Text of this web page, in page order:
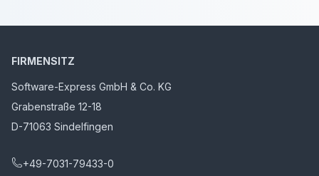
FIRMENSITZ
Software-Express GmbH & Co. KG
Grabenstraße 12-18
D-71063 Sindelfingen
+49-7031-79433-0